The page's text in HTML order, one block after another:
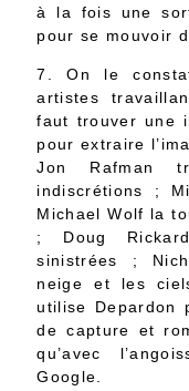
à la fois une
pour se mouvoir
7. On le
artistes
faut trouver une
pour extraire
Jon Rafman
indiscrétions ;
Michael Wolf la
; Doug
sinistrées ;
neige et les
utilise Depardon
de capture et
qu’avec
Google.